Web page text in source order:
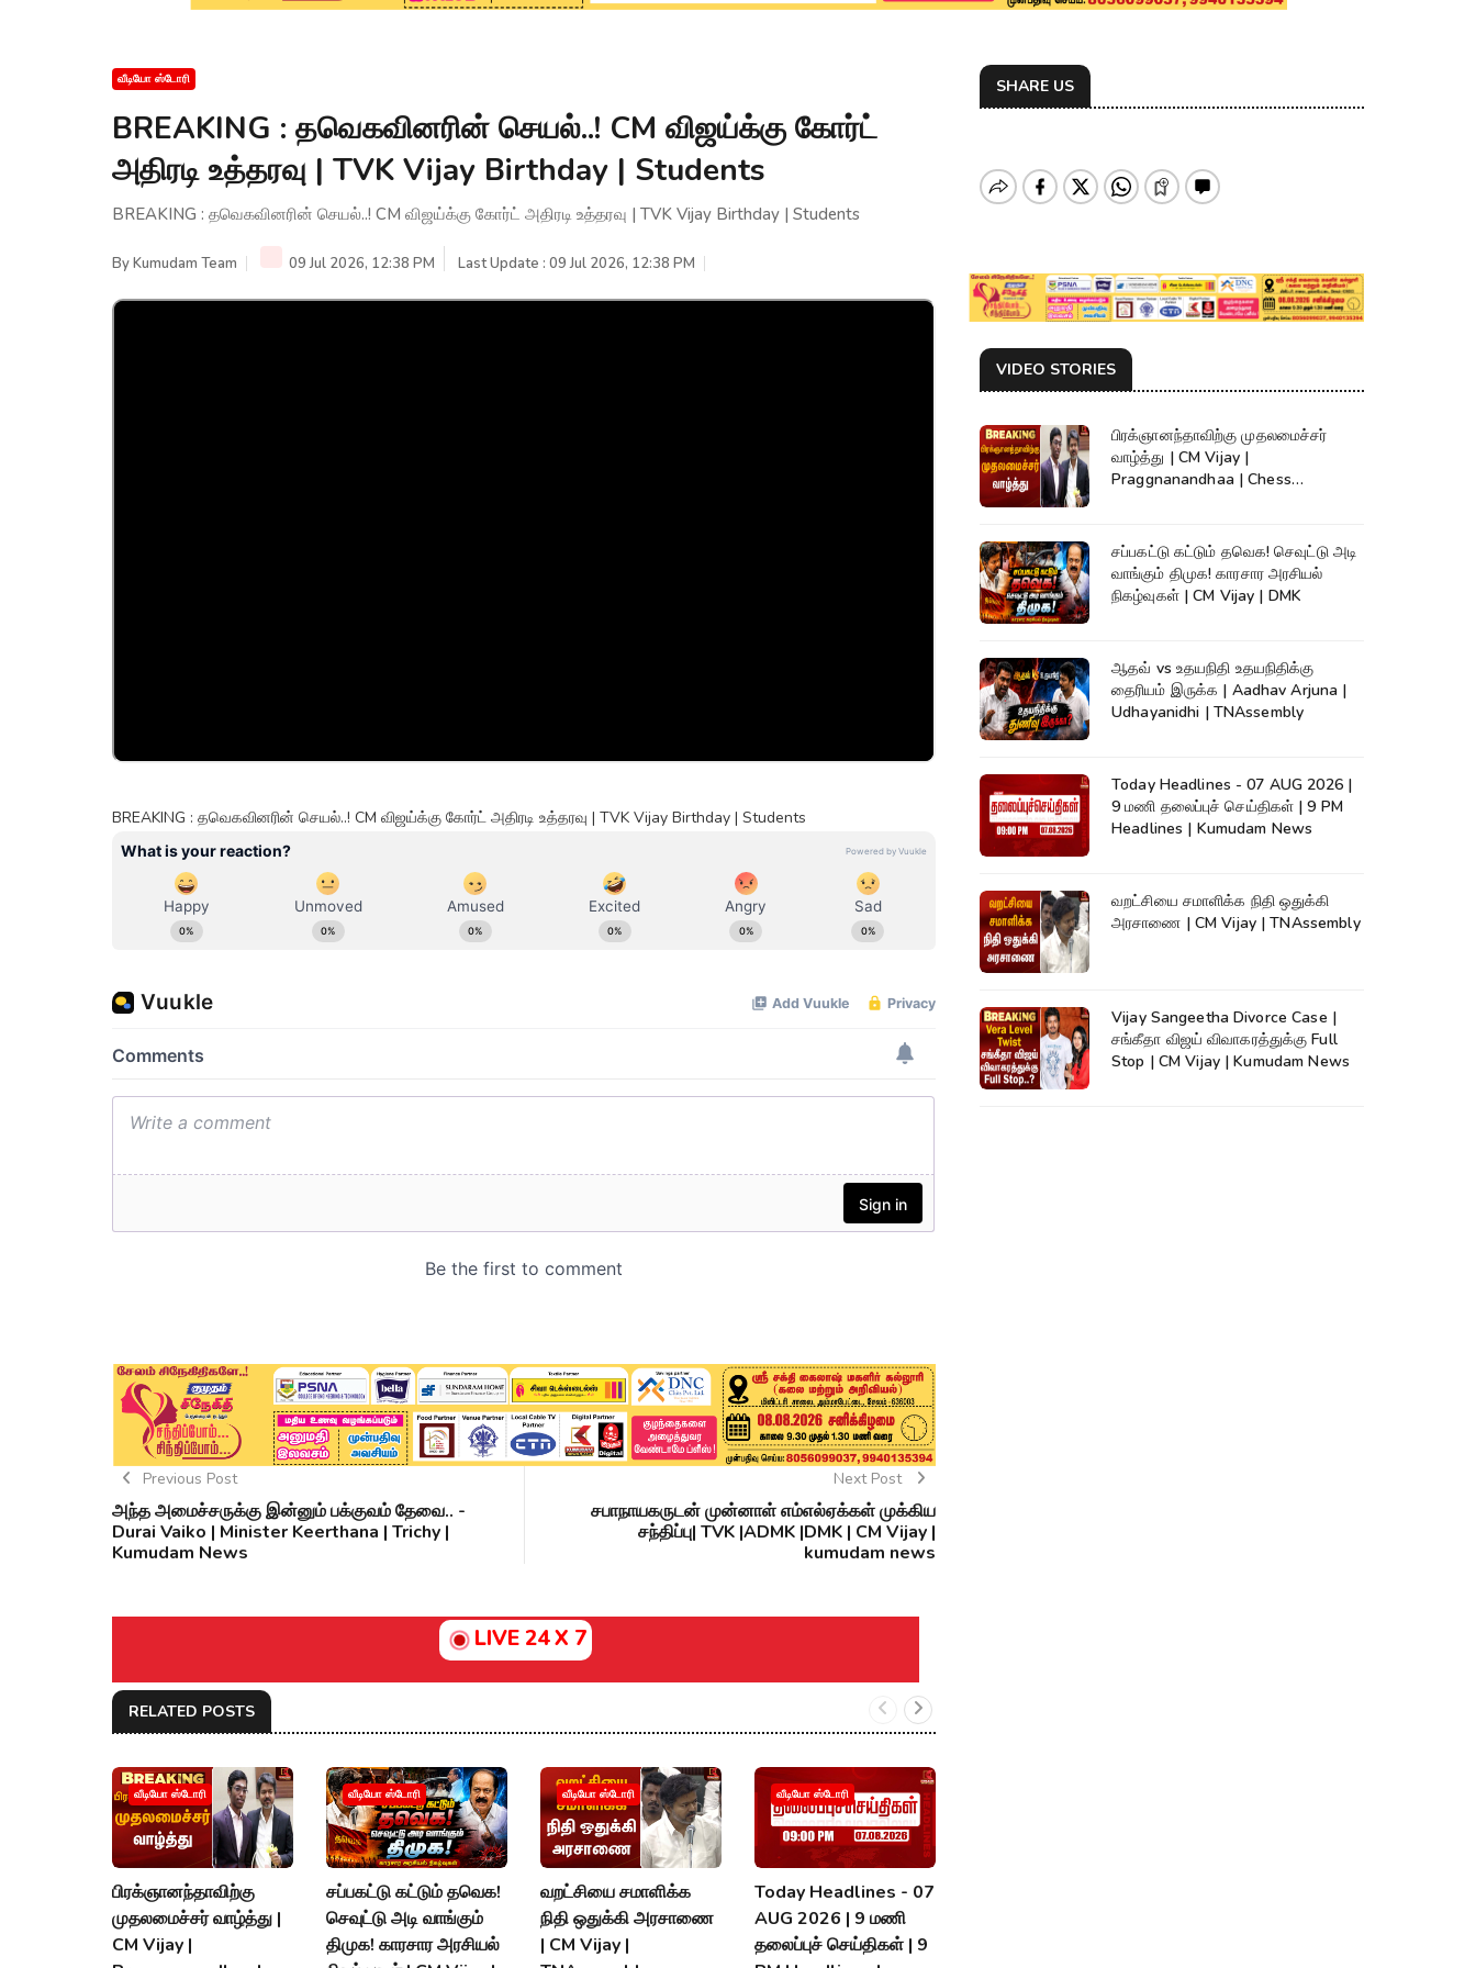
வீடியோ ஸ்டோரி
BREAKING : தவெகவினரின் செயல்..! CM விஜய்க்கு கோர்ட்
அதிரடி உத்தரவு | TVK Vijay Birthday | Students
BREAKING : தவெகவினரின் செயல்..! CM விஜய்க்கு கோர்ட் அதிரடி உத்தரவு | TVK Vijay Birthday | Students
ByKumudam Team 09 Jul 2026, 12:38 PM Last Update : 09 Jul 2026, 12:38 PM
BREAKING : தவெகவினரின் செயல்..! CM விஜய்க்கு கோர்ட் அதிரடி உத்தரவு | TVK Vijay Birthday | Students
Previous Post
அந்த அமைச்சருக்கு இன்னும் பக்குவம் தேவை.. -
Durai Vaiko | Minister Keerthana | Trichy |
Kumudam News
Next Post
சபாநாயகருடன் முன்னாள் எம்எல்ஏக்கள் முக்கிய
சந்திப்பு| TVK |ADMK |DMK | CM Vijay |
kumudam news
LIVE 24 X 7
RELATED POSTS
வீடியோ ஸ்டோரி
பிரக்ஞானந்தாவிற்கு
முதலமைச்சர் வாழ்த்து |
CM Vijay |
வீடியோ ஸ்டோரி
சப்பகட்டு கட்டும் தவெக!
செவுட்டு அடி வாங்கும்
திமுக! காரசார அரசியல்
வீடியோ ஸ்டோரி
வறட்சியை சமாளிக்க
நிதி ஒதுக்கி அரசாணை
| CM Vijay |
வீடியோ ஸ்டோரி
Today Headlines - 07
AUG 2026 | 9 மணி
தலைப்புச் செய்திகள் | 9
SHARE US
VIDEO STORIES
பிரக்ஞானந்தாவிற்கு முதலமைச்சர்
வாழ்த்து | CM Vijay |
Praggnanandhaa | Chess
சப்பகட்டு கட்டும் தவெக! செவுட்டு அடி
வாங்கும் திமுக! காரசார அரசியல்
நிகழ்வுகள் | CM Vijay | DMK
ஆதவ் vs உதயநிதி உதயநிதிக்கு
தைரியம் இருக்க | Aadhav Arjuna |
Udhayanidhi | TNAssembly
Today Headlines - 07 AUG 2026 |
9 மணி தலைப்புச் செய்திகள் | 9 PM
Headlines | Kumudam News
வறட்சியை சமாளிக்க நிதி ஒதுக்கி
அரசாணை | CM Vijay | TNAssembly
Vijay Sangeetha Divorce Case |
சங்கீதா விஜய் விவாகரத்துக்கு Full
Stop | CM Vijay | Kumudam News